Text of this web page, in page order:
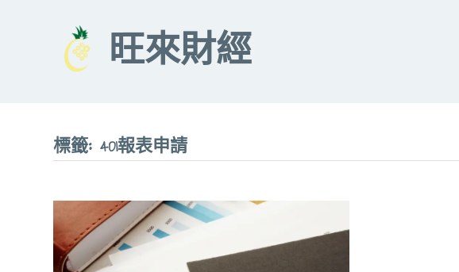
旺來財經
標籤: 401報表申請